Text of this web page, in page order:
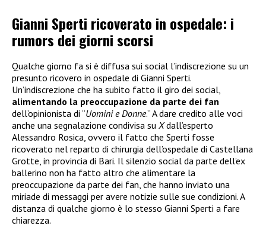
Gianni Sperti ricoverato in ospedale: i
rumors dei giorni scorsi
Qualche giorno fa si è diffusa sui social l’indiscrezione su un
presunto ricovero in ospedale di Gianni Sperti.
Un’indiscrezione che ha subito fatto il giro dei social,
alimentando la preoccupazione da parte dei fan
dell’opinionista di “Uomini e Donne.” A dare credito alle voci
anche una segnalazione condivisa su Xdall’esperto
Alessandro Rosica, ovvero il fatto che Sperti fosse
ricoverato nel reparto di chirurgia dell’ospedale di Castellana
Grotte, in provincia di Bari. Il silenzio social da parte dell’ex
ballerino non ha fatto altro che alimentare la
preoccupazione da parte dei fan, che hanno inviato una
miriade di messaggi per avere notizie sulle sue condizioni. A
distanza di qualche giorno è lo stesso Gianni Sperti a fare
chiarezza.